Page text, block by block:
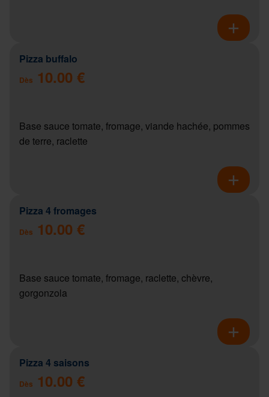
Pizza buffalo
Dès 10.00 €
Base sauce tomate, fromage, viande hachée, pommes
de terre, raclette
Pizza 4 fromages
Dès 10.00 €
Base sauce tomate, fromage, raclette, chèvre,
gorgonzola
Pizza 4 saisons
Dès 10.00 €